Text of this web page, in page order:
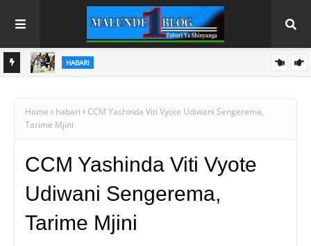
MAGAZETINI
Home habari
CCM Yashinda Viti Vyote Udiwani Sengerema,
Tarime Mjini
CCM Yashinda Viti Vyote
Udiwani Sengerema,
Tarime Mjini